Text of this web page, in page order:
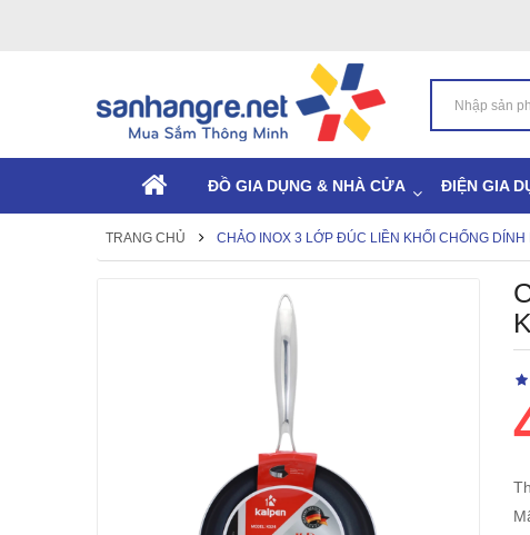
ĐỒ GIA DỤNG & NHÀ CỬA ĐIỆN GIA
TRANG CHỦ CHẢO INOX 3 LỚP ĐÚC LIỀN KHỐI CHỐNG